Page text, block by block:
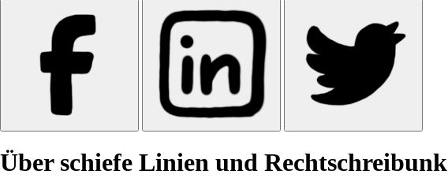
Über schiefe Linien und Rechtschreibunk